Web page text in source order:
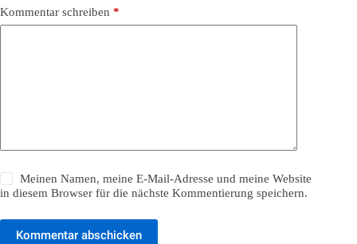
Kommentar schreiben *
Meinen Namen, meine E-Mail-Adresse und meine Website
in diesem Browser für die nächste Kommentierung speichern.
Kommentar abschicken